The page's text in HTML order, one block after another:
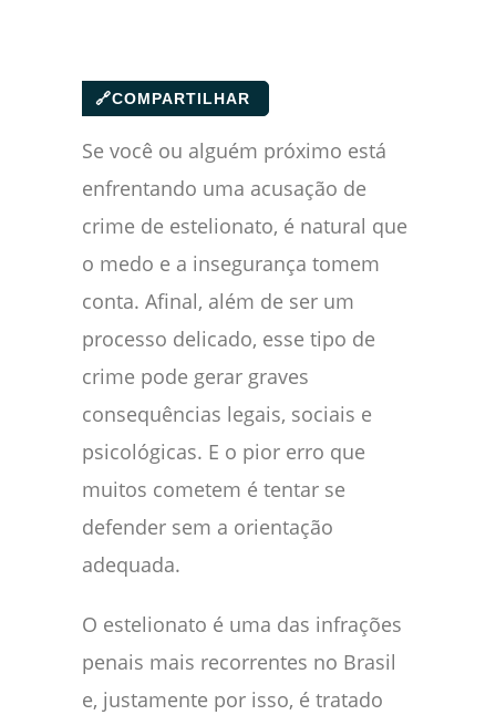
🔗COMPARTILHAR
Se você ou alguém próximo está
enfrentando uma acusação de
crime de estelionato, é natural que
o medo e a insegurança tomem
conta. Afinal, além de ser um
processo delicado, esse tipo de
crime pode gerar graves
consequências legais, sociais e
psicológicas. E o pior erro que
muitos cometem é tentar se
defender sem a orientação
adequada.
O estelionato é uma das infrações
penais mais recorrentes no Brasil
e, justamente por isso, é tratado